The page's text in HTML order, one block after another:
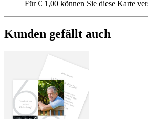
Für € 1,00 können Sie diese Karte
Kunden gefällt auch